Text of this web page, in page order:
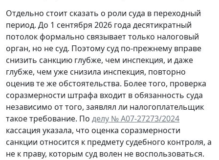
Отдельно стоит сказать о роли суда в переходный
период. До 1 сентября 2026 года десятикратный
потолок формально связывает только налоговый
орган, но не суд. Поэтому суд по-прежнему вправе
снизить санкцию глубже, чем инспекция, и даже
глубже, чем уже снизила инспекция, повторно
оценив те же обстоятельства. Более того, проверка
соразмерности штрафа входит в обязанность суда
независимо от того, заявлял ли налогоплательщик
такое требование. По делу № А07-27273/2024
кассация указала, что оценка соразмерности
санкции относится к предмету судебного контроля, а
не к праву, которым суд волен не воспользоваться.